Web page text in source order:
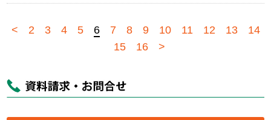
< 2 3 4 5 6 7 8 9 10 11 12 13
14
15
16 >